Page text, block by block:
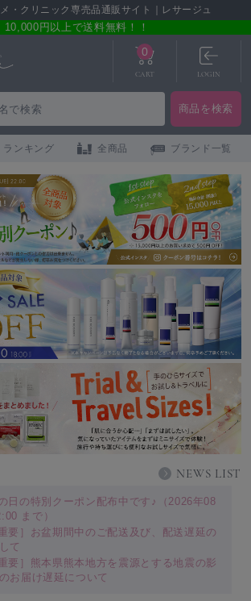
・クリニック専売品通販サイト｜レサージュ
10,000円以上で送料無料！！
0
CART LOGIN
ランキング 全商品 ブランド一覧
NEWS LIST
日の特別クーポン配布中です♪（2026年08
まで）
重要］お盆期間中のご配送及び、配送遅延の
て
重要］熊本県熊本地方を震源とする地震の影
お届け遅延について